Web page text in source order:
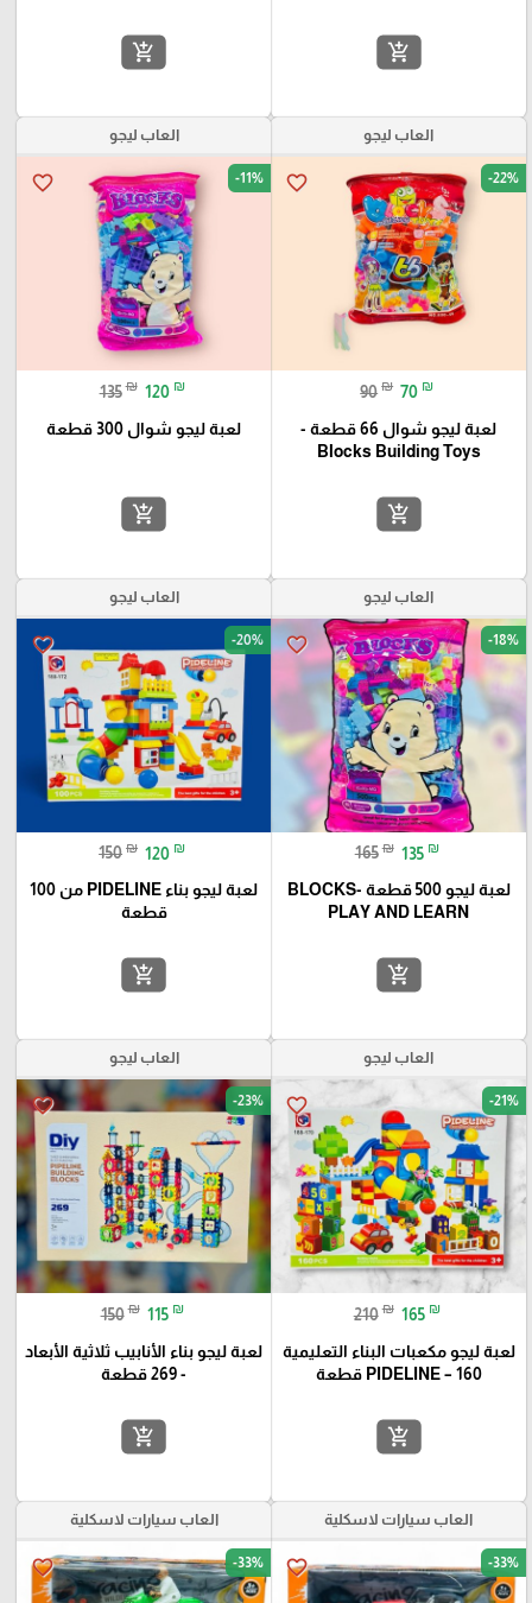
add_shopping_cart
add_shopping_cart
العاب ليجو
favorite_border -22%
90 ₪ 70 ₪
لعبة ليجو شوال 66 قطعة -
Blocks Building Toys
add_shopping_cart
العاب ليجو
favorite_border -11%
135 ₪ 120 ₪
لعبة ليجو شوال 300 قطعة
add_shopping_cart
العاب ليجو
favorite_border -18%
165 ₪ 135 ₪
لعبة ليجو 500 قطعة -BLOCKS
PLAY AND LEARN
add_shopping_cart
العاب ليجو
favorite_border -20%
150 ₪ 120 ₪
لعبة ليجو بناء PIDELINE من 100
قطعة
add_shopping_cart
العاب ليجو
favorite_border -21%
210 ₪ 165 ₪
لعبة ليجو مكعبات البناء التعليمية
PIDELINE – 160 قطعة
add_shopping_cart
العاب ليجو
favorite_border -23%
150 ₪ 115 ₪
لعبة ليجو بناء الأنابيب ثلاثية الأبعاد
- 269 قطعة
add_shopping_cart
العاب سيارات لاسكلية
favorite_border -33%
العاب سيارات لاسكلية
favorite_border -33%